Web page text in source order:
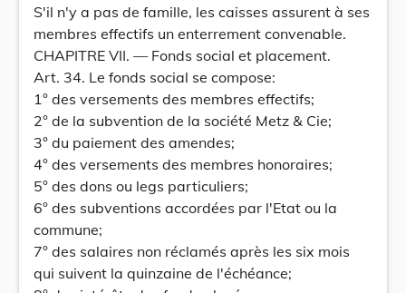
S'il n'y a pas de famille, les caisses assurent à ses
membres effectifs un enterrement convenable.
CHAPITRE VII. — Fonds social et placement.
Art. 34. Le fonds social se compose:
1° des versements des membres effectifs;
2° de la subvention de la société Metz & Cie;
3° du paiement des amendes;
4° des versements des membres honoraires;
5° des dons ou legs particuliers;
6° des subventions accordées par l'Etat ou la
commune;
7° des salaires non réclamés après les six mois
qui suivent la quinzaine de l'échéance;